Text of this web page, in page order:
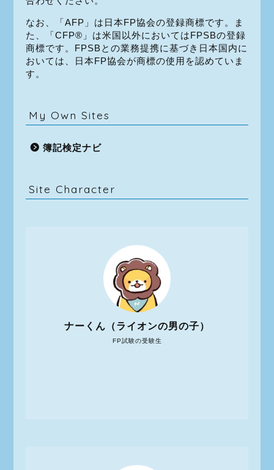
なお、「AFP」は日本FP協会の登録商標です。ま
た、「CFP®」は米国以外においてはFPSBの登録
商標です。FPSBとの業務提携に基づき日本国内に
おいては、日本FP協会が商標の使用を認めていま
す。
My Own Sites
簿記検定ナビ
Site Character
FP試験の受験生
ナーくん（ライオンの男の子）